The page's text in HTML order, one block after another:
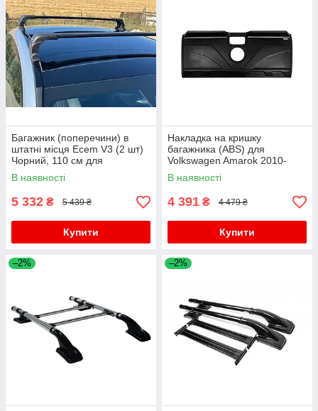
Багажник (поперечини) в
штатні місця Ecem V3 (2 шт)
Чорний, 110 см для
Volkswagen Amarok 2010-
2022 рр
В наявності
5 332 ₴ 5 439 ₴
Купити
Накладка на кришку
багажника (ABS) для
Volkswagen Amarok 2010-
2022 рр
В наявності
4 391 ₴ 4 479 ₴
Купити
–2% –2%